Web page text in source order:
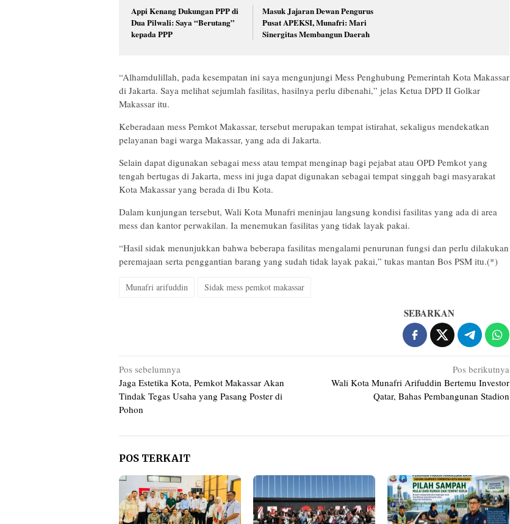
Appi Kenang Dukungan PPP di
Dua Pilwali: Saya “Berutang”
kepada PPP
Masuk Jajaran Dewan Pengurus
Pusat APEKSI, Munafri: Mari
Sinergitas Membangun Daerah
“Alhamdulillah, pada kesempatan ini saya mengunjungi Mess Penghubung Pemerintah Kota Makassar
di Jakarta. Saya melihat sejumlah fasilitas, hasilnya perlu dibenahi,” jelas Ketua DPD II Golkar
Makassar itu.
Keberadaan mess Pemkot Makassar, tersebut merupakan tempat istirahat, sekaligus mendekatkan
pelayanan bagi warga Makassar, yang ada di Jakarta.
Selain dapat digunakan sebagai mess atau tempat menginap bagi pejabat atau OPD Pemkot yang
tengah bertugas di Jakarta, mess ini juga dapat digunakan sebagai tempat singgah bagi masyarakat
Kota Makassar yang berada di Ibu Kota.
Dalam kunjungan tersebut, Wali Kota Munafri meninjau langsung kondisi fasilitas yang ada di area
mess dan kantor perwakilan. Ia menemukan fasilitas yang tidak layak pakai.
“Hasil sidak menunjukkan bahwa beberapa fasilitas mengalami penurunan fungsi dan perlu dilakukan
peremajaan serta penggantian barang yang sudah tidak layak pakai,” tukas mantan Bos PSM itu.(*)
Munafri arifuddin Sidak mess pemkot makassar
SEBARKAN
Navigasi
pos
Pos sebelumnya
Jaga Estetika Kota, Pemkot Makassar Akan
Tindak Tegas Usaha yang Pasang Poster di
Pohon
Pos berikutnya
Wali Kota Munafri Arifuddin Bertemu Investor
Qatar, Bahas Pembangunan Stadion
POS TERKAIT